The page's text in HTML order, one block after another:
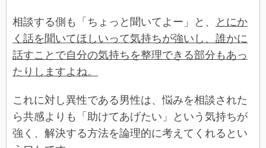
相談する側も「ちょっと聞いてよー」と、
とにか
く話を聞いてほしいって気持ちが強いし、誰かに
話すことで自分の気持ちを整理できる部分もあっ
たりしますよね。
これに対し異性である男性は、悩みを相談された
ら共感よりも「助けてあげたい」という気持ちが
強く、解決する方法を論理的に考えてくれるとい